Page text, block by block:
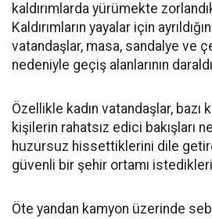
kaldırımlarda yürümekte
Kaldırımların yayalar için
vatandaşlar, masa, sandalye ve
nedeniyle geçiş alanlarının
Özellikle kadın vatandaşlar, bazı
kişilerin rahatsız edici bakışları
huzursuz hissettiklerini dile
güvenli bir şehir ortamı
Öte yandan kamyon üzerinde